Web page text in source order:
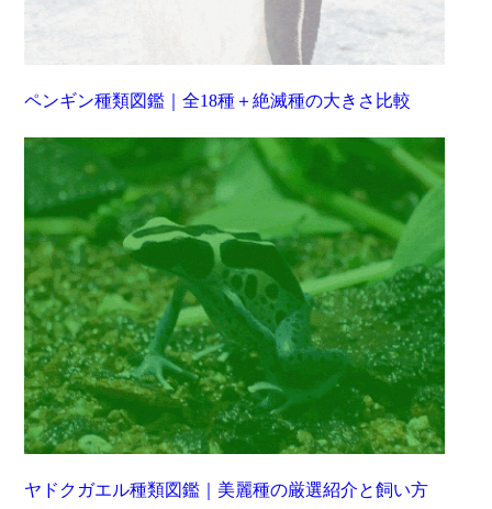
ペンギン種類図鑑｜全18種＋絶滅種の大きさ比較
ヤドクガエル種類図鑑｜美麗種の厳選紹介と飼い方